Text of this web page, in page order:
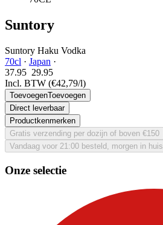
Suntory
Suntory Haku Vodka
70cl · Japan ·
37.95 29.95
Incl. BTW (€42,79/l)
ToevoegenToevoegen
Direct leverbaar
Productkenmerken
Gratis verzending per dozijn of boven €150
Vandaag voor 21:00 besteld, morgen in huis
Onze selectie